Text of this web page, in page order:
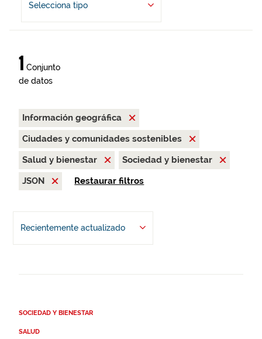
Selecciona tipo
1 Conjunto
de datos
Información geográfica
Ciudades y comunidades sostenibles
Salud y bienestar
Sociedad y bienestar
JSON
Restaurar filtros
Recientemente actualizado
SOCIEDAD Y BIENESTAR
SALUD